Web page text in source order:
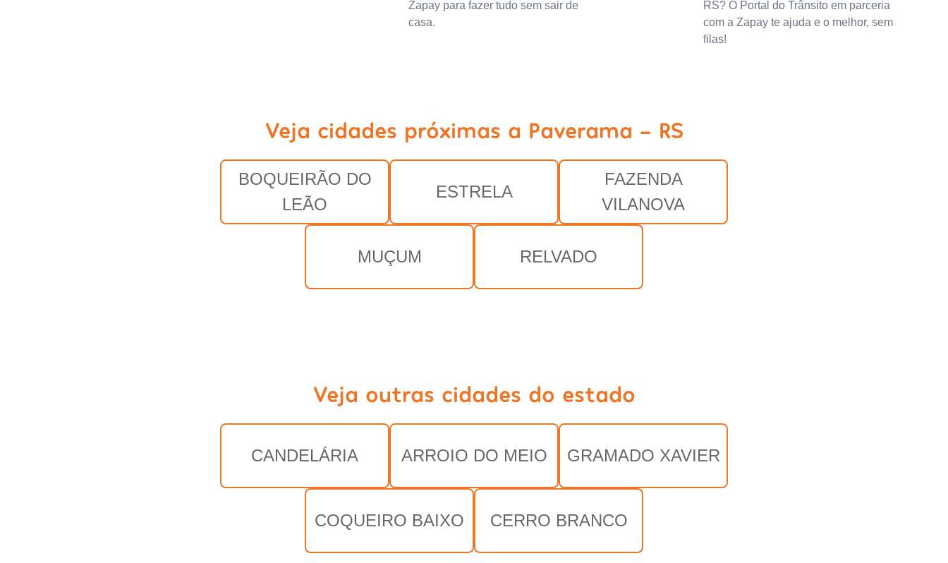
Zapay para fazer tudo sem sair de
casa.
RS? O Portal do Trânsito em parceria
com a Zapay te ajuda e o melhor, sem
filas!
Veja cidades próximas a Paverama - RS
BOQUEIRÃO DO
LEÃO
ESTRELA
FAZENDA
VILANOVA
MUÇUM RELVADO
Veja outras cidades do estado
CANDELÁRIA ARROIO DO MEIO GRAMADO XAVIER
COQUEIRO BAIXO CERRO BRANCO